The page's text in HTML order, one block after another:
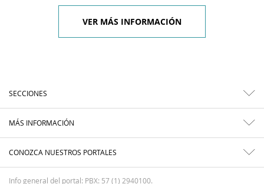
VER MÁS INFORMACIÓN
SECCIONES
MÁS INFORMACIÓN
CONOZCA NUESTROS PORTALES
Info general del portal: PBX: 57 (1) 2940100.